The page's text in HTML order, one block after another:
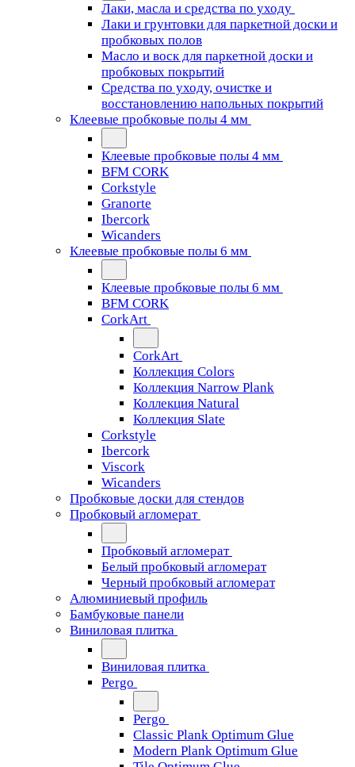
Лаки, масла и средства по уходу
Лаки и грунтовки для паркетной доски и
пробковых полов
Масло и воск для паркетной доски и
пробковых покрытий
Средства по уходу, очистке и
восстановлению напольных покрытий
Клеевые пробковые полы 4 мм
Клеевые пробковые полы 4 мм
BFM CORK
Corkstyle
Granorte
Ibercork
Wicanders
Клеевые пробковые полы 6 мм
Клеевые пробковые полы 6 мм
BFM CORK
CorkArt
CorkArt
Коллекция Colors
Коллекция Narrow Plank
Коллекция Natural
Коллекция Slate
Corkstyle
Ibercork
Viscork
Wicanders
Пробковые доски для стендов
Пробковый агломерат
Пробковый агломерат
Белый пробковый агломерат
Черный пробковый агломерат
Алюминиевый профиль
Бамбуковые панели
Виниловая плитка
Виниловая плитка
Pergo
Pergo
Classic Plank Optimum Glue
Modern Plank Optimum Glue